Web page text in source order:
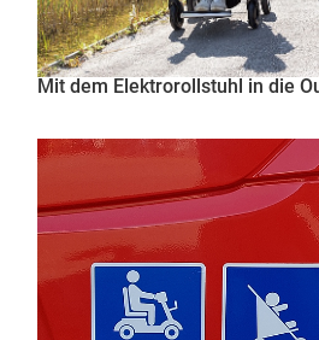
Mit dem Elektrorollstuhl in die